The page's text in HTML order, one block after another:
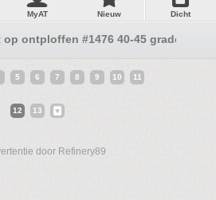
MyAT Nieuw Dicht
ontploffen #1476 40-45 graden
5 6 7 8 9 10 11
12 13
door Refinery89